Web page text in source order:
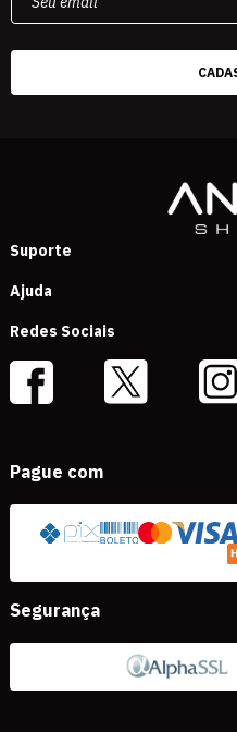
Suporte
Ajuda
Redes Sociais
Pague com
Segurança